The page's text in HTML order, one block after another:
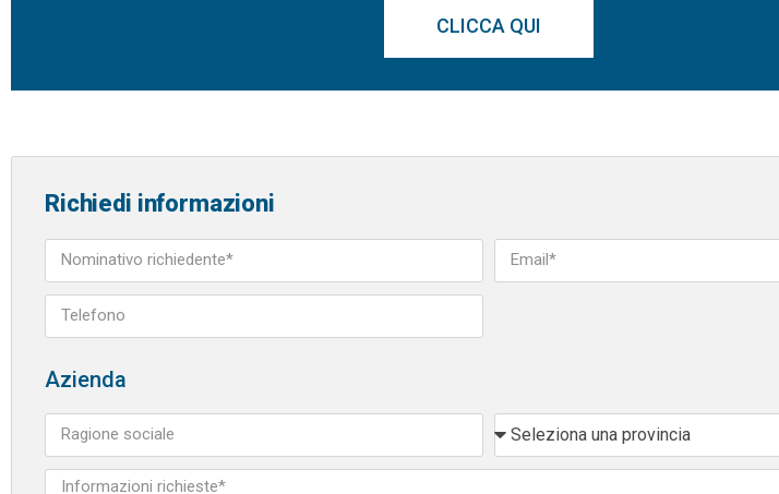
CLICCA QUI
Richiedi informazioni
Azienda